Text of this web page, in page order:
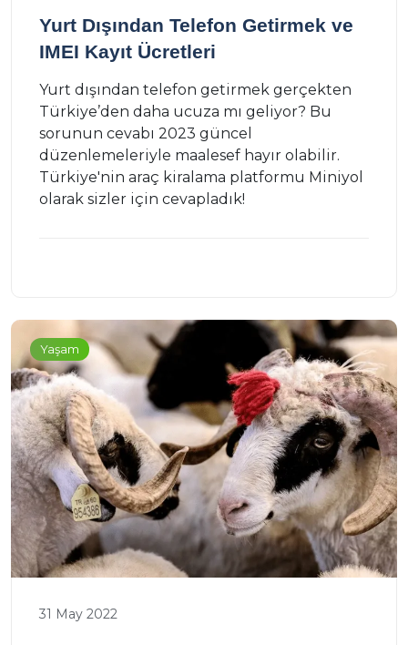
Yurt Dışından Telefon Getirmek ve
IMEI Kayıt Ücretleri
Yurt dışından telefon getirmek gerçekten
Türkiye’den daha ucuza mı geliyor? Bu
sorunun cevabı 2023 güncel
düzenlemeleriyle maalesef hayır olabilir.
Türkiye'nin araç kiralama platformu Miniyol
olarak sizler için cevapladık!
Yaşam
31 May 2022